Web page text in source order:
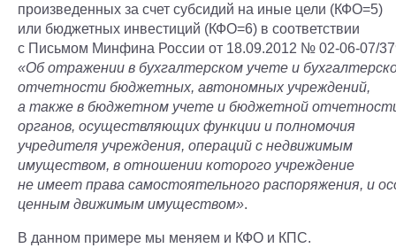
произведенных за счет субсидий на иные цели (КФО=5)
или бюджетных инвестиций (КФО=6) в соответствии
с Письмом Минфина России от 18.09.2012 № 02-06-07/
«Об отражении в бухгалтерском учете и
отчетности бюджетных, автономных учреждений,
а также в бюджетном учете и бюджетной
органов, осуществляющих функции и полномочия
учредителя учреждения, операций с недвижимым
имуществом, в отношении которого учреждение
не имеет права самостоятельного распоряжения, и
ценным движимым имуществом».
В данном примере мы меняем и КФО и КПС.